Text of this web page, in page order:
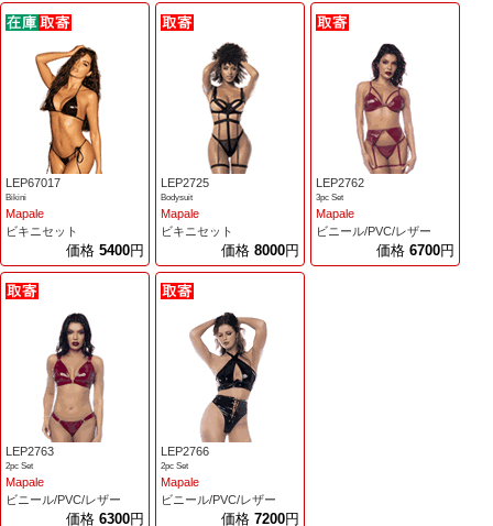
LEP67017
Bikini
Mapale
ビキニセット
価格 5400円
LEP2725
Bodysuit
Mapale
ビキニセット
価格 8000円
LEP2762
3pc Set
Mapale
ビニール/PVC/レザー
価格 6700円
LEP2763
2pc Set
Mapale
ビニール/PVC/レザー
価格 6300円
LEP2766
2pc Set
Mapale
ビニール/PVC/レザー
価格 7200円